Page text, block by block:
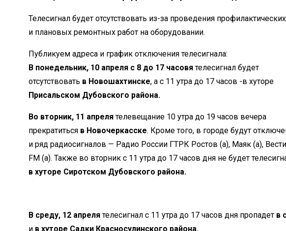
Телесигнал будет отсутствовать из-за проведения профилактических
и плановых ремонтных работ на оборудовании.
Публикуем адреса и график отключения телесигнала:
В понедельник, 10 апреля с 8 до 17 часовятелесигнал будет
отсутствовать в Новошахтинске, а с 11 утра до 17 часов -в хуторе
Присальском Дубовского района.
Во вторник, 11 апрелятелевещание 10 утра до 19 часов вечера
прекратиться в Новочеркасске. Кроме того, в городе будут
и ряд радиосигналов — Радио России ГТРК Ростов (а), Маяк (а), Вести
FM (а). Также во вторник с 11 утра до 17 часов дня не будет
в хуторе Сиротском Дубовского района.
В среду, 12 апрелятелесигнал с 11 утра до 17 часов дня пропадет в
и в хуторе Садки Красносулинского района.